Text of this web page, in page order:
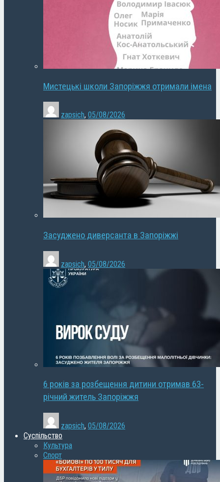
Мистецькі школи Запоріжжя отримали імена
zapsich, 05/08/2026
Засуджено диверсанта в Запоріжжі
zapsich, 05/08/2026
6 років за розбещення дитини отримав 63-
річний житель Запоріжжя
zapsich, 05/08/2026
Суспільство
Культура
Спорт